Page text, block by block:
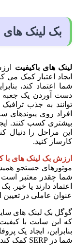
بک لینک
لینک های باکیفیت
شما اعتماد کند،
دست آوردن یک جعبه
توانند به جذب
افراد روی پیوندهای
بیشتری کسب کنند.
این مراحل را دنبال
کارساز کنید.
ارزش بک لینک های
موتورهای جستجو
شما چقدر معتبر است
اعتماد دارند یا خیر.
عنوان عاملی در
گوگل بک لینک های
که این سایت با
بنابراین، ایجاد یک
شما در SERP کمک کند.